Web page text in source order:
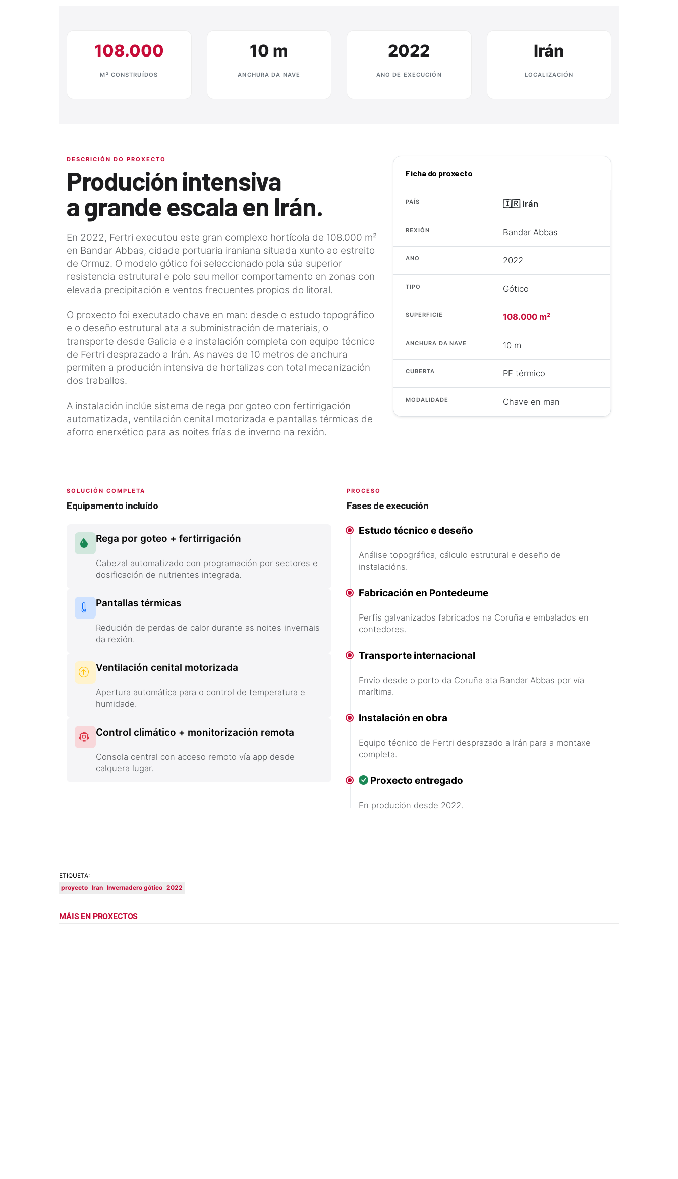
108.000
M² CONSTRUÍDOS
10 m
ANCHURA DA NAVE
2022
ANO DE EXECUCIÓN
Irán
LOCALIZACIÓN
DESCRICIÓN DO PROXECTO
Produción intensiva
a grande escala en Irán.
En 2022, Fertri executou este gran complexo hortícola de 108.000 m²
en Bandar Abbas, cidade portuaria iraniana situada xunto ao estreito
de Ormuz. O modelo gótico foi seleccionado pola súa superior
resistencia estrutural e polo seu mellor comportamento en zonas con
elevada precipitación e ventos frecuentes propios do litoral.
O proxecto foi executado chave en man: desde o estudo topográfico
e o deseño estrutural ata a subministración de materiais, o
transporte desde Galicia e a instalación completa con equipo técnico
de Fertri desprazado a Irán. As naves de 10 metros de anchura
permiten a produción intensiva de hortalizas con total mecanización
dos traballos.
A instalación inclúe sistema de rega por goteo con fertirrigación
automatizada, ventilación cenital motorizada e pantallas térmicas de
aforro enerxético para as noites frías de inverno na rexión.
Ficha do proxecto
PAÍS 🇮🇷 Irán
REXIÓN Bandar Abbas
ANO 2022
TIPO Gótico
SUPERFICIE 108.000 m²
ANCHURA DA NAVE 10 m
CUBERTA PE térmico
MODALIDADE Chave en man
SOLUCIÓN COMPLETA
Equipamento incluído
Rega por goteo + fertirrigación
Cabezal automatizado con programación por sectores e
dosificación de nutrientes integrada.
Pantallas térmicas
Redución de perdas de calor durante as noites invernais
da rexión.
Ventilación cenital motorizada
Apertura automática para o control de temperatura e
humidade.
Control climático + monitorización remota
Consola central con acceso remoto vía app desde
calquera lugar.
PROCESO
Fases de execución
Estudo técnico e deseño
Análise topográfica, cálculo estrutural e deseño de
instalacións.
Fabricación en Pontedeume
Perfís galvanizados fabricados na Coruña e embalados en
contedores.
Transporte internacional
Envío desde o porto da Coruña ata Bandar Abbas por vía
marítima.
Instalación en obra
Equipo técnico de Fertri desprazado a Irán para a montaxe
completa.
Proxecto entregado
En produción desde 2022.
ETIQUETA:
proyecto Iran Invernadero gótico 2022
MÁIS EN PROXECTOS